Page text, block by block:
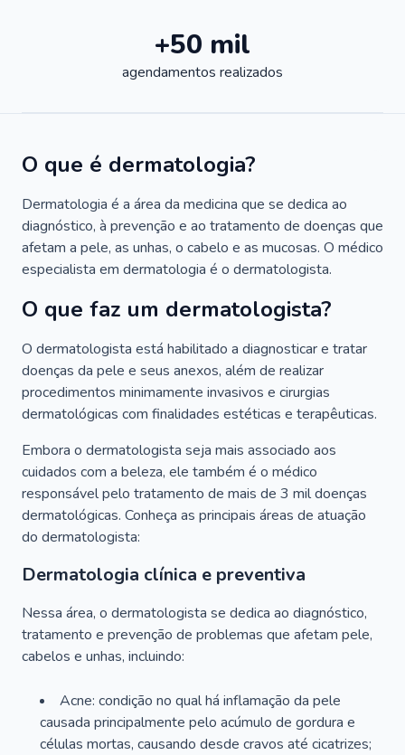
+50 mil
agendamentos realizados
O que é dermatologia?
Dermatologia é a área da medicina que se dedica ao
diagnóstico, à prevenção e ao tratamento de doenças que
afetam a pele, as unhas, o cabelo e as mucosas. O médico
especialista em dermatologia é o dermatologista.
O que faz um dermatologista?
O dermatologista está habilitado a diagnosticar e tratar
doenças da pele e seus anexos, além de realizar
procedimentos minimamente invasivos e cirurgias
dermatológicas com finalidades estéticas e terapêuticas.
Embora o dermatologista seja mais associado aos
cuidados com a beleza, ele também é o médico
responsável pelo tratamento de mais de 3 mil doenças
dermatológicas. Conheça as principais áreas de atuação
do dermatologista:
Dermatologia clínica e preventiva
Nessa área, o dermatologista se dedica ao diagnóstico,
tratamento e prevenção de problemas que afetam pele,
cabelos e unhas, incluindo:
Acne: condição no qual há inflamação da pele
causada principalmente pelo acúmulo de gordura e
células mortas, causando desde cravos até cicatrizes;